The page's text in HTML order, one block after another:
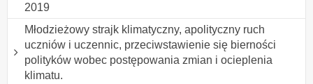
2019
Młodzieżowy strajk klimatyczny, apolityczny ruch
uczniów i uczennic, przeciwstawienie się bierności
polityków wobec postępowania zmian i ocieplenia
klimatu.